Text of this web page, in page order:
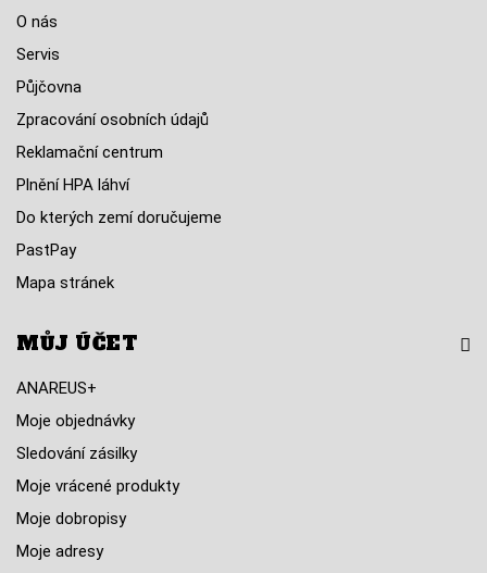
O nás
Servis
Půjčovna
Zpracování osobních údajů
Reklamační centrum
Plnění HPA láhví
Do kterých zemí doručujeme
PastPay
Mapa stránek
MŮJ ÚČET
ANAREUS+
Moje objednávky
Sledování zásilky
Moje vrácené produkty
Moje dobropisy
Moje adresy